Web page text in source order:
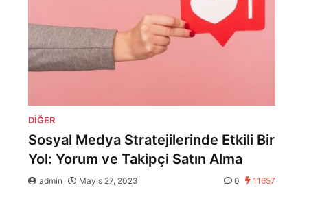
DIĞER
Sosyal Medya Stratejilerinde Etkili Bir
Yol: Yorum ve Takipçi Satın Alma
admin Mayıs 27, 2023 0 11657